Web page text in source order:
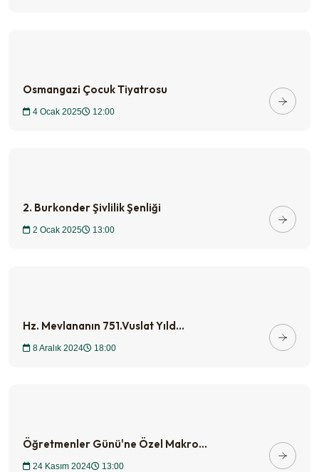
Osmangazi Çocuk Tiyatrosu
4 Ocak 2025 12:00
2. Burkonder Şivlilik Şenliği
2 Ocak 2025 13:00
Hz. Mevlananın 751.Vuslat Yıld...
8 Aralık 2024 18:00
Öğretmenler Günü'ne Özel Makro...
24 Kasım 2024 13:00